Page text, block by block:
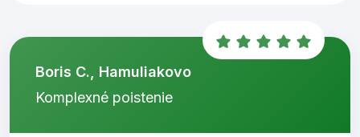
Boris C., Hamuliakovo
Komplexné poistenie